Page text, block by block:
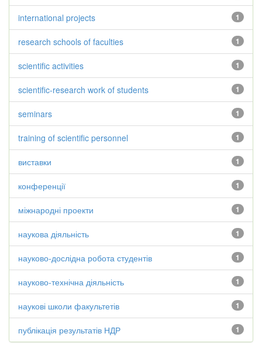
1
international projects
1
research schools of faculties
1
scientific activities
1
scientific-research work of students
1
seminars
1
training of scientific personnel
1
виставки
1
конференції
1
міжнародні проекти
1
наукова діяльність
1
науково-дослідна робота студентів
1
науково-технічна діяльність
1
наукові школи факультетів
1
публікація результатів НДР